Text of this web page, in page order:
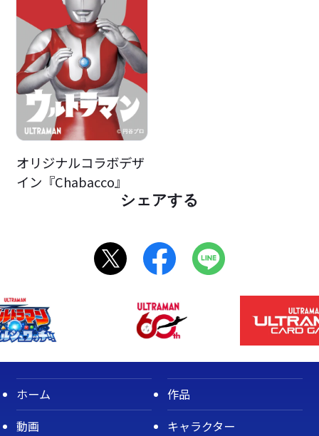
オリジナルコラボデザ
イン『Chabacco』
シェアする
ホーム
作品
動画
キャラクター